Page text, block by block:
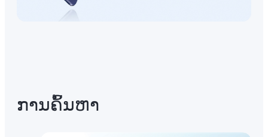
ການ​ຄົ້ນ​ຫາ